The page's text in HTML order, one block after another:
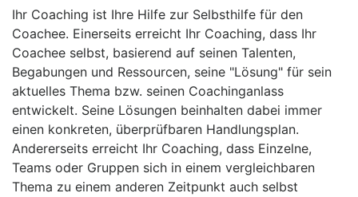
Ihr Coaching ist Ihre Hilfe zur Selbsthilfe für den
Coachee. Einerseits erreicht Ihr Coaching, dass Ihr
Coachee selbst, basierend auf seinen Talenten,
Begabungen und Ressourcen, seine "Lösung" für sein
aktuelles Thema bzw. seinen Coachinganlass
entwickelt. Seine Lösungen beinhalten dabei immer
einen konkreten, überprüfbaren Handlungsplan.
Andererseits erreicht Ihr Coaching, dass Einzelne,
Teams oder Gruppen sich in einem vergleichbaren
Thema zu einem anderen Zeitpunkt auch selbst